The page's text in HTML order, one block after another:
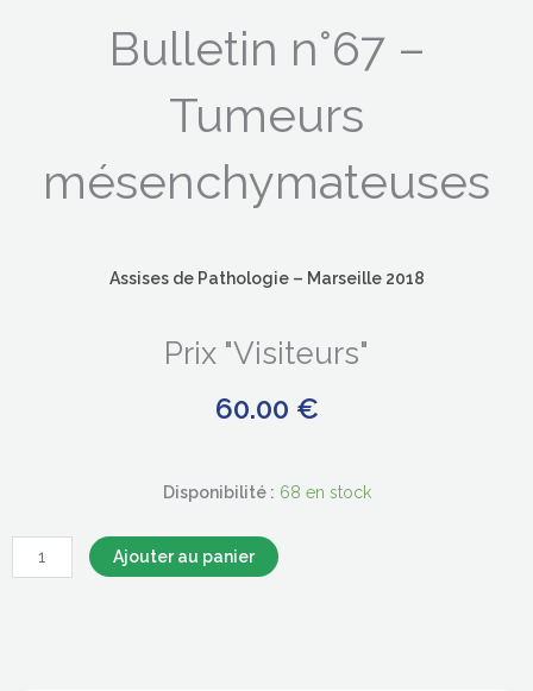
Bulletin n°67 –
Tumeurs
mésenchymateuses
Assises de Pathologie – Marseille 2018
Prix "Visiteurs"
60.00 €
Disponibilité : 68 en stock
quantité
de
Ajouter au panier